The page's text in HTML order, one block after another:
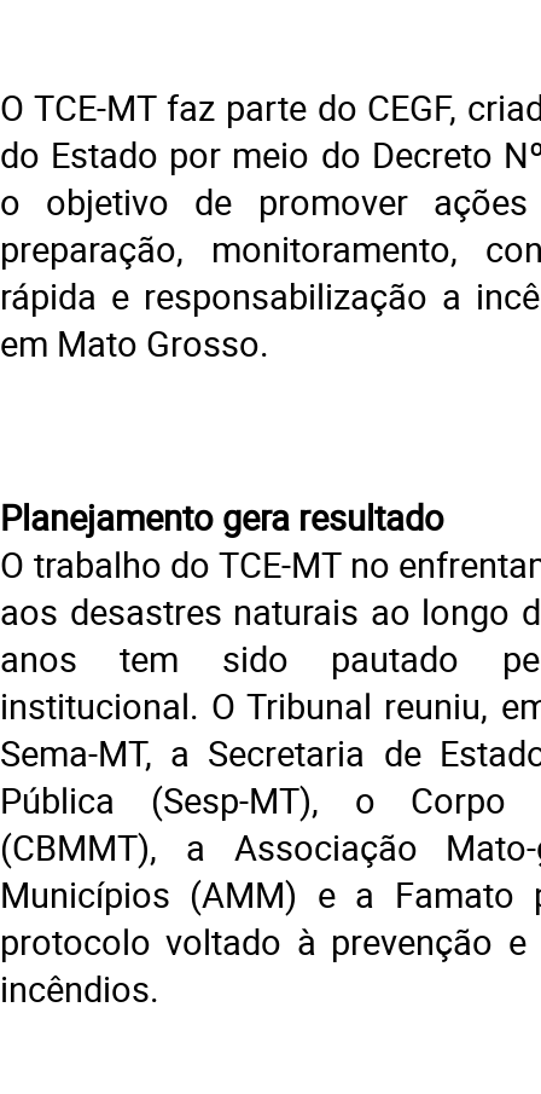
O TCE-MT faz parte do CEGF,
do Estado por meio do Decreto
o objetivo de promover ações
preparação, monitoramento,
rápida e responsabilização a
em Mato Grosso.
Planejamento gera resultado
O trabalho do TCE-MT no
aos desastres naturais ao longo
anos tem sido pautado
institucional. O Tribunal reuniu,
Sema-MT, a Secretaria de
Pública (Sesp-MT), o Corpo
(CBMMT), a Associação
Municípios (AMM) e a Famato
protocolo voltado à prevenção
incêndios.